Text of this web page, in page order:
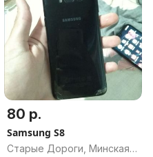
80 р.
Samsung S8
Старые Дороги, Минская